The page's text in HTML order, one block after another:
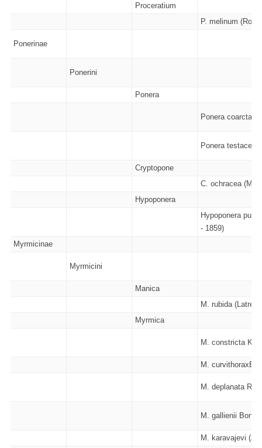
Proceratium
P. melinum
Ponerinae
Ponerini
Ponera
Ponera coarctata
Ponera testacea
Cryptopone
C. ochracea
Hypoponera
Hypoponera
- 1859)
Myrmicinae
Myrmicini
Manica
M. rubida
Myrmica
M. constricta
M.
M. deplanata
M. gallienii
M. karavajevi